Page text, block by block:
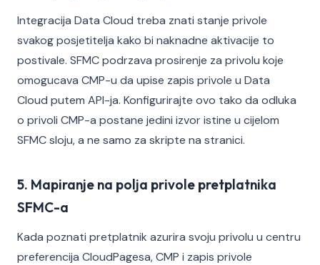
Integracija Data Cloud treba znati stanje privole
svakog posjetitelja kako bi naknadne aktivacije to
postivale. SFMC podrzava prosirenje za privolu koje
omogucava CMP-u da upise zapis privole u Data
Cloud putem API-ja. Konfigurirajte ovo tako da odluka
o privoli CMP-a postane jedini izvor istine u cijelom
SFMC sloju, a ne samo za skripte na stranici.
5. Mapiranje na polja privole pretplatnika
SFMC-a
Kada poznati pretplatnik azurira svoju privolu u centru
preferencija CloudPagesa, CMP i zapis privole